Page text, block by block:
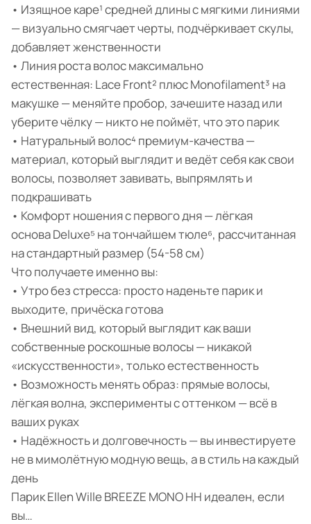
• Изящное каре¹ средней длины с мягкими линиями
— визуально смягчает черты, подчёркивает скулы,
добавляет женственности
• Линия роста волос максимально
естественная: Lace Front² плюс Monofilament³ на
макушке — меняйте пробор, зачешите назад или
уберите чёлку — никто не поймёт, что это парик
• Натуральный волос⁴ премиум-качества —
материал, который выглядит и ведёт себя как свои
волосы, позволяет завивать, выпрямлять и
подкрашивать
• Комфорт ношения с первого дня — лёгкая
основа Deluxe⁵ на тончайшем тюле⁶, рассчитанная
на стандартный размер (54-58 см)
Что получаете именно вы:
• Утро без стресса: просто наденьте парик и
выходите, причёска готова
• Внешний вид, который выглядит как ваши
собственные роскошные волосы — никакой
«искусственности», только естественность
• Возможность менять образ: прямые волосы,
лёгкая волна, эксперименты с оттенком — всё в
ваших руках
• Надёжность и долговечность — вы инвестируете
не в мимолётную модную вещь, а в стиль на каждый
день
Парик Ellen Wille BREEZE MONO HH идеален, если
вы…